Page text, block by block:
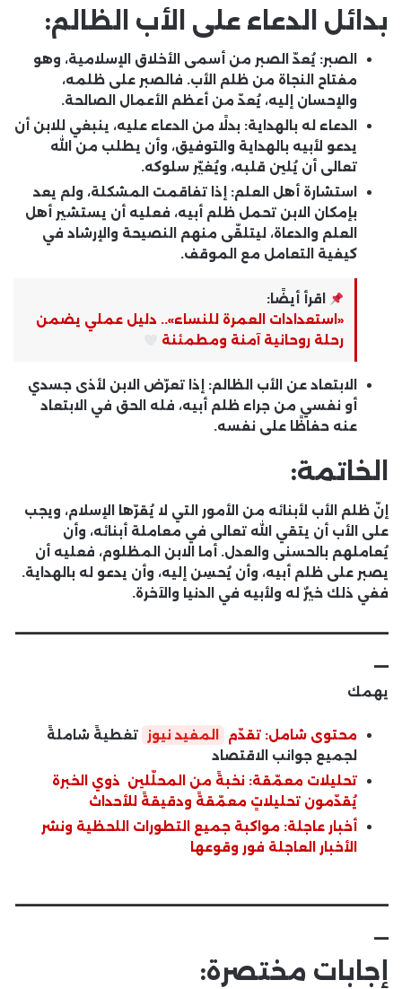
بدائل الدعاء على الأب الظالم:
الصبر: يُعدّ الصبر من أسمى الأخلاق الإسلامية، وهو
مفتاح النجاة من ظلم الأب. فالصبر على ظلمه،
والإحسان إليه، يُعدّ من أعظم الأعمال الصالحة.
الدعاء له بالهداية: بدلًا من الدعاء عليه، ينبغي للابن أن
يدعو لأبيه بالهداية والتوفيق، وأن يطلب من الله
تعالى أن يُلين قلبه، ويُغيّر سلوكه.
استشارة أهل العلم: إذا تفاقمت المشكلة، ولم يعد
بإمكان الابن تحمل ظلم أبيه، فعليه أن يستشير أهل
العلم والدعاة، ليتلقّى منهم النصيحة والإرشاد في
كيفية التعامل مع الموقف.
اقرأ أيضًا:
«استعدادات العمرة للنساء».. دليل عملي يضمن
رحلة روحانية آمنة ومطمئنة
الابتعاد عن الأب الظالم: إذا تعرّض الابن لأذى جسدي
أو نفسي من جراء ظلم أبيه، فله الحق في الابتعاد
عنه حفاظًا على نفسه.
الخاتمة:
إنّ ظلم الأب لأبنائه من الأمور التي لا يُقرّها الإسلام، ويجب
على الأب أن يتقي الله تعالى في معاملة أبنائه، وأن
يُعاملهم بالحسنى والعدل. أما الابن المظلوم، فعليه أن
يصبر على ظلم أبيه، وأن يُحسِن إليه، وأن يدعو له بالهداية.
ففي ذلك خيرٌ له ولأبيه في الدنيا والآخرة.
يهمك
محتوى شامل: تقدّم المفيد نيوز
تغطيةً شاملةً
لجميع جوانب الاقتصاد
تحليلات معمّقة: نخبةً من المحلّلين ذوي الخبرة
يُقدّمون تحليلاتٍ معمّقةً ودقيقةً للأحداث
أخبار عاجلة: مواكبة جميع التطورات اللحظية ونشر
الأخبار العاجلة فور وقوعها
إجابات مختصرة: